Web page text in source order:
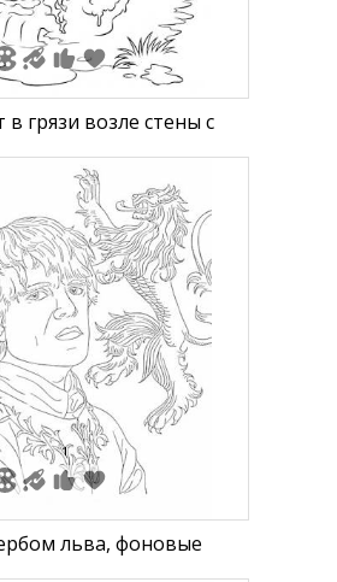
в грязи возле стены с
1
льва, фоновые